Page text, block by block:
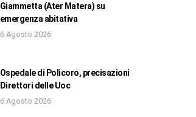
Giammetta (Ater Matera) su
emergenza abitativa
6 Agosto 2026
Ospedale di Policoro, precisazioni
Direttori delle Uoc
6 Agosto 2026